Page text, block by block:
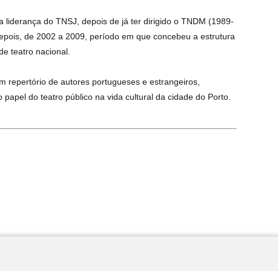
liderança do TNSJ, depois de já ter dirigido o TNDM (1989-
de 2002 a 2009, período em que concebeu a estrutura
teatro nacional.
repertório de autores portugueses e estrangeiros,
do teatro público na vida cultural da cidade do Porto.